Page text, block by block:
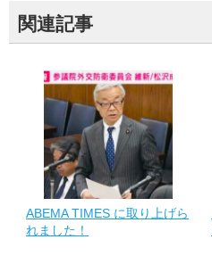
関連記事
ABEMA TIMES に取り上げら
れました！